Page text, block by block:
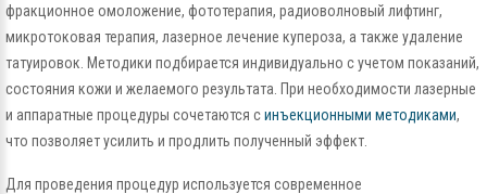
фракционное омоложение, фототерапия, радиоволновый лифтинг,
микротоковая терапия, лазерное лечение купероза, а также удаление
татуировок. Методики подбирается индивидуально с учетом показаний,
состояния кожи и желаемого результата. При необходимости лазерные
и аппаратные процедуры сочетаются синъекционными методиками,
что позволяет усилить и продлить полученный эффект.
Для проведения процедур используется современное